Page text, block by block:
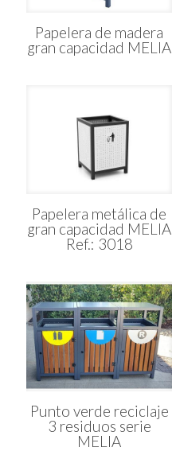
Papelera de madera
gran capacidad MELIA
Papelera metálica de
gran capacidad MELIA
Ref.: 3018
Punto verde reciclaje
3 residuos serie
MELIA